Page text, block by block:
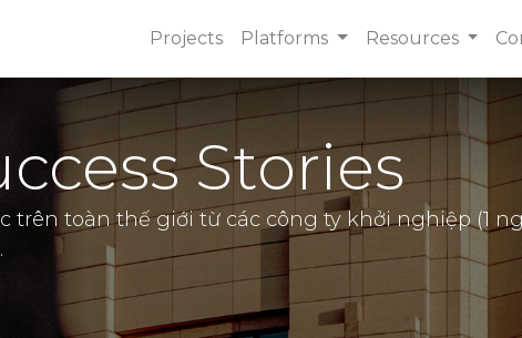
Projects Platforms Resources
Stories
trên toàn thế giới từ các công ty khởi nghiệp (1